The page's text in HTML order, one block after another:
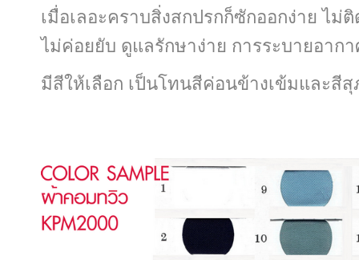
เมื่อเลอะคราบสิ่งสกปรกก็ซักออกง่าย ไม่
ไม่ค่อยยับ ดูแลรักษาง่าย การระบายอาก
มีสีให้เลือก เป็นโทนสีค่อนข้างเข้มและสี